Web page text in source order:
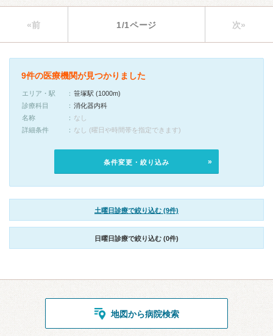
«前 1/1ページ 次»
9件の医療機関が見つかりました
エリア・駅
笹塚駅 (1000m)
診療科目
消化器内科
名称
なし
詳細条件
なし (曜日や時間帯を指定できます)
条件変更・絞り込み
土曜日診療で絞り込む (9件)
日曜日診療で絞り込む (0件)
地図から病院検索